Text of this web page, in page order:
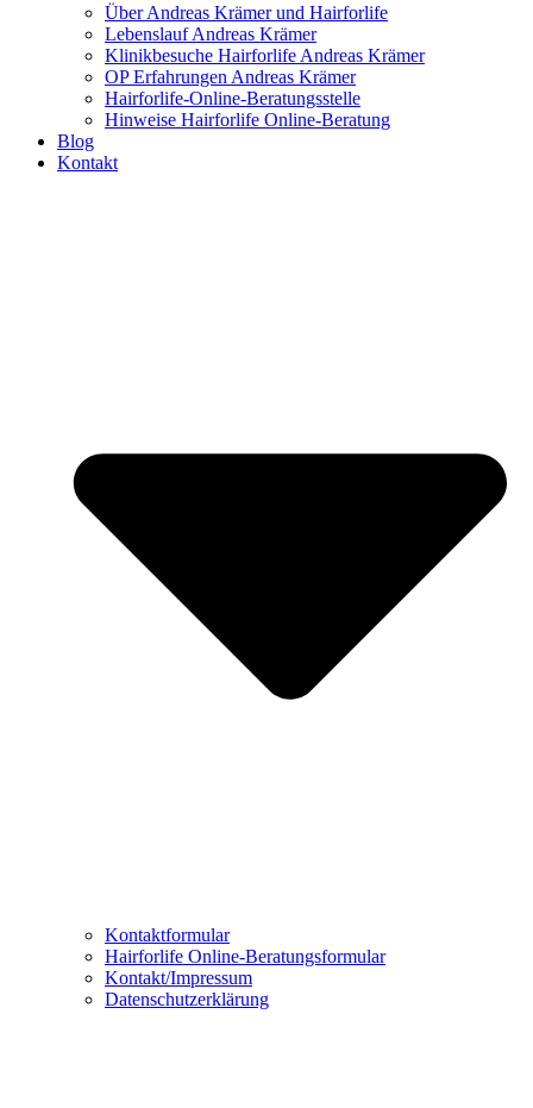
Über Andreas Krämer und Hairforlife
Lebenslauf Andreas Krämer
Klinikbesuche Hairforlife Andreas Krämer
OP Erfahrungen Andreas Krämer
Hairforlife-Online-Beratungsstelle
Hinweise Hairforlife Online-Beratung
Blog
Kontakt
Kontaktformular
Hairforlife Online-Beratungsformular
Kontakt/Impressum
Datenschutzerklärung